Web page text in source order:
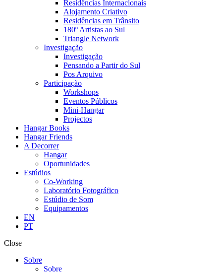
Residências Internacionais
Alojamento Criativo
Residências em Trânsito
180º Artistas ao Sul
Triangle Network
Investigação
Investigação
Pensando a Partir do Sul
Pos Arquivo
Participação
Workshops
Eventos Públicos
Mini-Hangar
Projectos
Hangar Books
Hangar Friends
A Decorrer
Hangar
Oportunidades
Estúdios
Co-Working
Laboratório Fotográfico
Estúdio de Som
Equipamentos
EN
PT
Close
Sobre
Sobre